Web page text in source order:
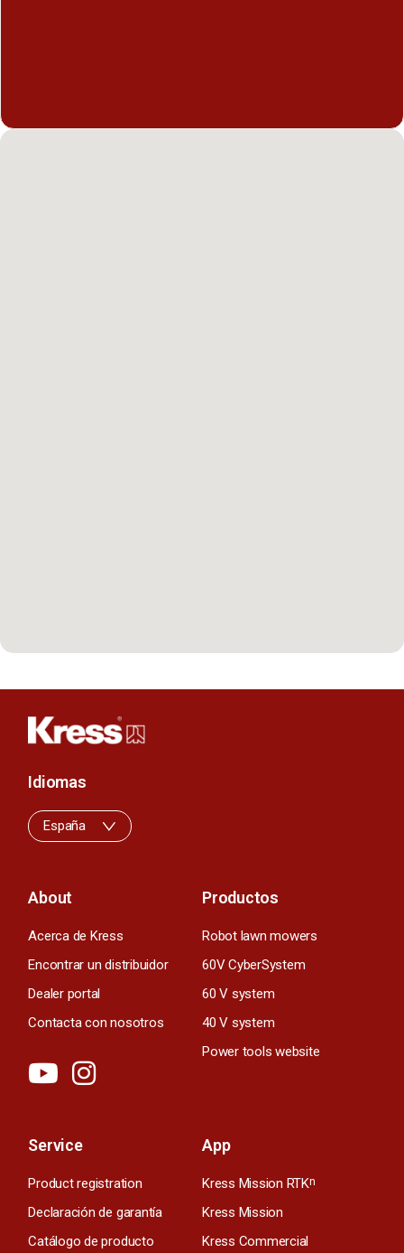
About
Acerca de Kress
Encontrar un distribuidor
Dealer portal
Contacta con nosotros
Productos
Robot lawn mowers
60V CyberSystem
60 V system
40 V system
Power tools website
Service
Product registration
Declaración de garantía
Catálogo de producto
App
Kress Mission RTKn
Kress Mission
Kress Commercial
Idiomas
España